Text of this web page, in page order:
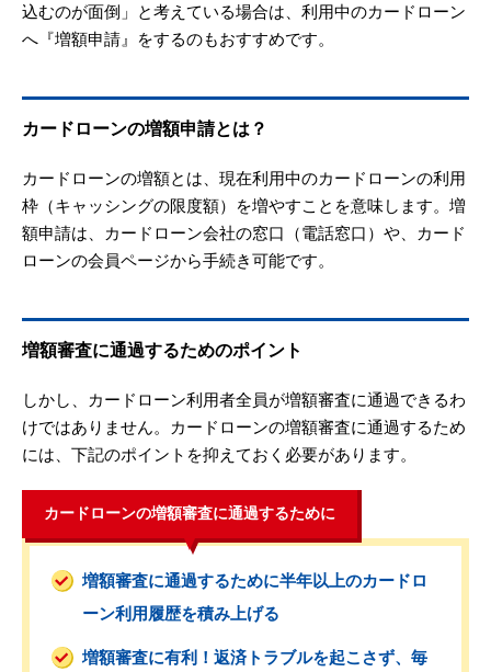
込むのが面倒」と考えている場合は、利用中のカードローン
へ『増額申請』をするのもおすすめです。
カードローンの増額申請とは？
カードローンの増額とは、現在利用中のカードローンの利用
枠（キャッシングの限度額）を増やすことを意味します。増
額申請は、カードローン会社の窓口（電話窓口）や、カード
ローンの会員ページから手続き可能です。
増額審査に通過するためのポイント
しかし、カードローン利用者全員が増額審査に通過できるわ
けではありません。カードローンの増額審査に通過するため
には、下記のポイントを抑えておく必要があります。
カードローンの増額審査に通過するために
増額審査に通過するために半年以上のカードロ
ーン利用履歴を積み上げる
増額審査に有利！返済トラブルを起こさず、毎